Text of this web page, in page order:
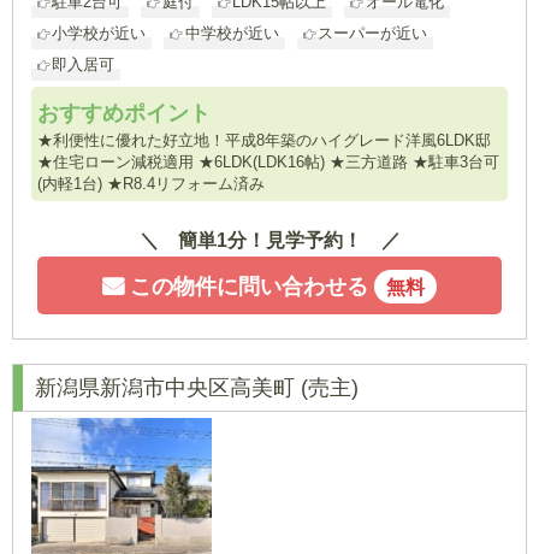
小学校が近い
中学校が近い
スーパーが近い
即入居可
おすすめポイント
★利便性に優れた好立地！平成8年築のハイグレード洋風6LDK邸
★住宅ローン減税適用 ★6LDK(LDK16帖) ★三方道路 ★駐車3台可
(内軽1台) ★R8.4リフォーム済み
簡単1分！見学予約！
この物件に問い合わせる 無料
新潟県新潟市中央区高美町 (売主)